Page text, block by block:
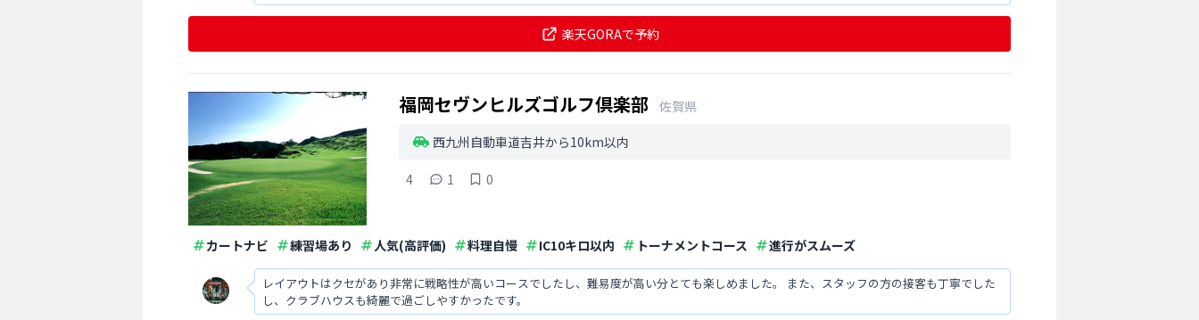
楽天GORAで予約
福岡セヴンヒルズゴルフ倶楽部
佐賀県
西九州自動車道吉井から10km以内
4 1 0
カートナビ 練習場あり 人気(高評価) 料理自慢 IC10キロ以内 トーナメントコース 進行がスムーズ
レイアウトはクセがあり非常に戦略性が高いコースでしたし、難易度が高い分とても楽しめました。 また、スタッフの方の接客も丁寧でした
し、クラブハウスも綺麗で過ごしやすかったです。